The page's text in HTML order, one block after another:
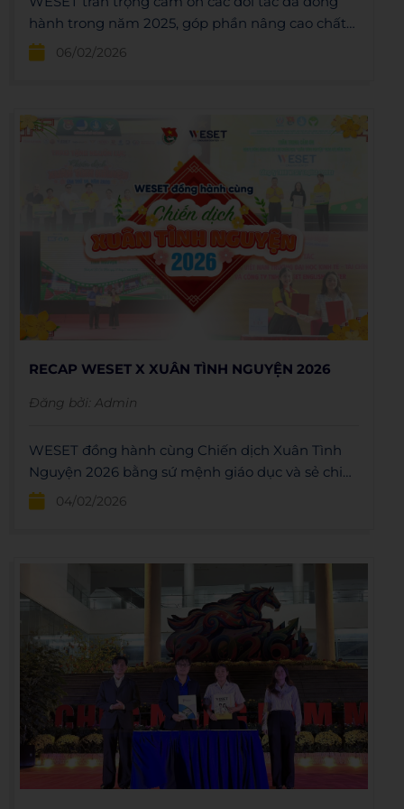
hành trong năm 2025, góp phần nâng cao chất
lượng đào tạo, mở rộng giá trị cộng đồng và
cùng WESET tạo nên nhiều dấu ấn ý nghĩa trong
06/02/2026
RECAP WESET X XUÂN TÌNH NGUYỆN 2026
Đăng bởi: Admin
WESET đồng hành cùng Chiến dịch Xuân Tình
Nguyện 2026 bằng sứ mệnh giáo dục và sẻ chia,
đóng góp nhiều nguồn lực thiết thực nhằm lan
tỏa giá trị nhân văn và tiếp sức thế hệ trẻ vì cộng
04/02/2026